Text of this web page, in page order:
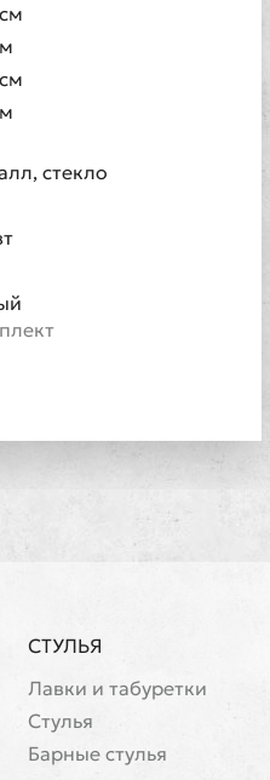
стекло
СТУЛЬЯ
Лавки и табуретки
Стулья
Барные стулья